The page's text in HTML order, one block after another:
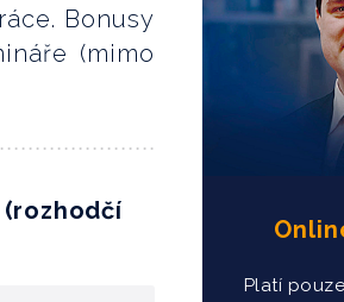
Bonusy
(mimo
Platí pouze